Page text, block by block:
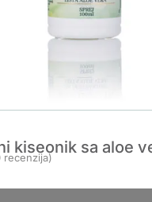
kiseonik sa aloe
recenzija)